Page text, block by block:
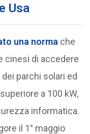
Usa
una norma che
cinesi di accedere
parchi solari ed
a 100 kW,
informatica.
il 1° maggio